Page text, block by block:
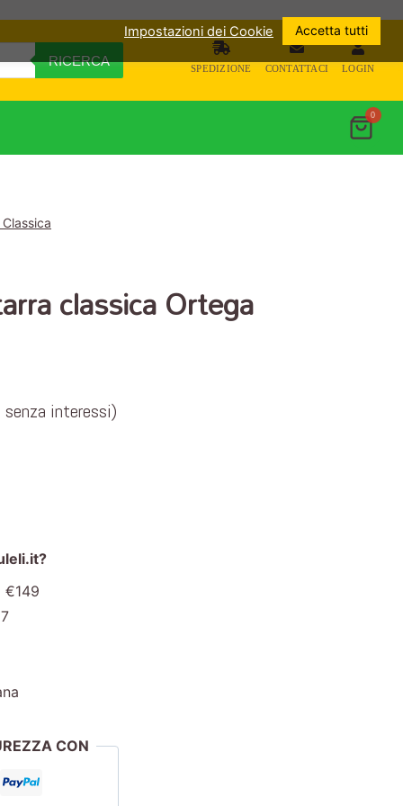
RICERCA SPEDIZIONE CONTATTACI LOGIN
0
classica Ortega
interessi)
€149
CON
Impostazioni dei Cookie Accetta tutti